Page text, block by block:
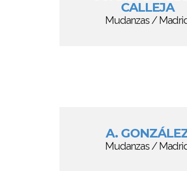
CALLEJA
Mudanzas /
A.
Mudanzas /